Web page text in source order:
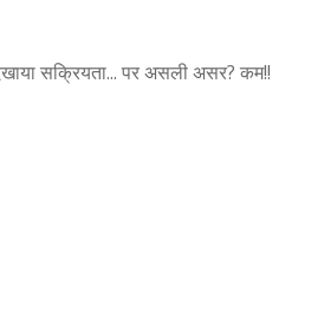
सक्रियता... पर असली असर? कम!!